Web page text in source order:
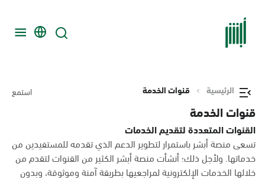
الرئيسية قنوات الخدمة استمع
قنوات الخدمة
القنوات المتعددة لتقديم الخدمات
تسعى منصة أبشر باستمرار لتطوير الدعم الذي تقدمه للمستفيدين من
خدماتها. ولأجل ذلك؛ أنشأت منصة أبشر الكثير من القنوات لتقدم من
خلالها الخدمات الإلكترونية لمراجعيها بطريقة آمنة وموثوقة، وبدون